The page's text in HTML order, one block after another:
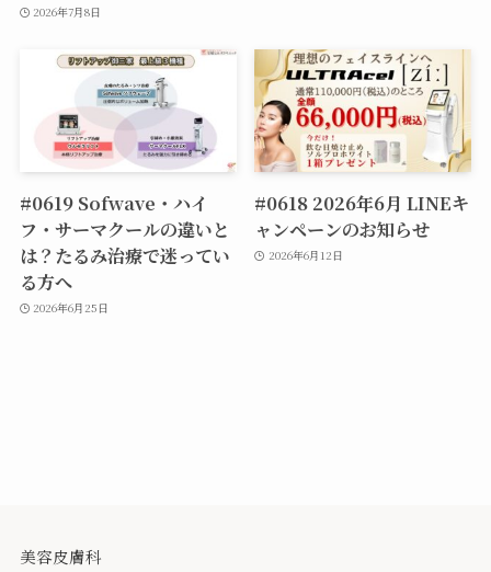
2026年7月8日
#0619 Sofwave・ハイ
フ・サーマクールの違いと
は？たるみ治療で迷ってい
る方へ
2026年6月25日
#0618 2026年6月 LINEキ
ャンペーンのお知らせ
2026年6月12日
美容皮膚科